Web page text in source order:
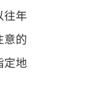
往年
意的
定地